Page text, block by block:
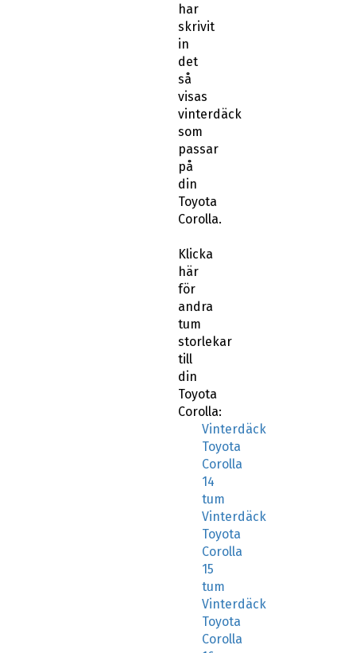
har
skrivit
in
det
så
visas
vinterdäck
som
passar
på
din
Toyota
Corolla.
Klicka
här
för
andra
tum
storlekar
till
din
Toyota
Corolla:
Vinterdäck
Toyota
Corolla
14
tum
Vinterdäck
Toyota
Corolla
15
tum
Vinterdäck
Toyota
Corolla